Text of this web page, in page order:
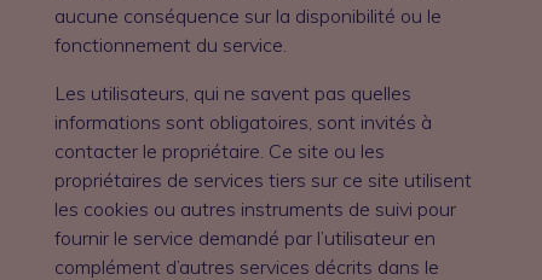
aucune conséquence sur la disponibilité ou le
fonctionnement du service.
Les utilisateurs, qui ne savent pas quelles
informations sont obligatoires, sont invités à
contacter le propriétaire. Ce site ou les
propriétaires de services tiers sur ce site utilisent
les cookies ou autres instruments de suivi pour
fournir le service demandé par l’utilisateur en
complément d’autres services décrits dans le